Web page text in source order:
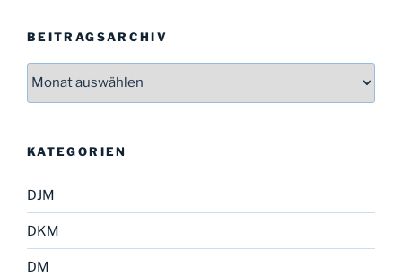
BEITRAGSARCHIV
Beitragsarchiv
KATEGORIEN
DJM
DKM
DM